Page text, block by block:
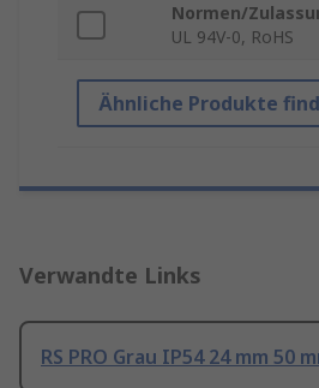
Normen/
UL 94V-0, RoHS
Ähnliche Produkte
Verwandte Links
RS PRO Grau IP54 24 mm 50